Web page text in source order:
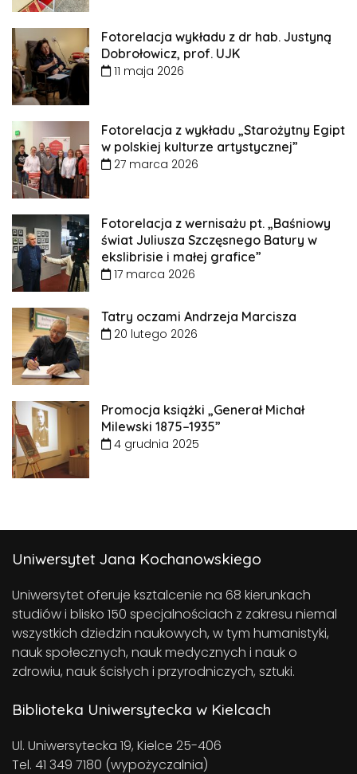
Fotorelacja wykładu z dr hab. Justyną
Dobrołowicz, prof. UJK
11 maja 2026
Fotorelacja z wykładu „Starożytny Egipt
w polskiej kulturze artystycznej”
27 marca 2026
Fotorelacja z wernisażu pt. „Baśniowy
świat Juliusza Szczęsnego Batury w
ekslibrisie i małej grafice”
17 marca 2026
Tatry oczami Andrzeja Marcisza
20 lutego 2026
Promocja książki „Generał Michał
Milewski 1875–1935”
4 grudnia 2025
Uniwersytet Jana Kochanowskiego
Uniwersytet oferuje ksztalcenie na 68 kierunkach
studiów i blisko 150 specjalnościach z zakresu niemal
wszystkich dziedzin naukowych, w tym humanistyki,
nauk społecznych, nauk medycznych i nauk o
zdrowiu, nauk ścisłych i przyrodniczych, sztuki.
Biblioteka Uniwersytecka w Kielcach
Ul. Uniwersytecka 19, Kielce 25-406
Tel. 41 349 7180 (wypożyczalnia)